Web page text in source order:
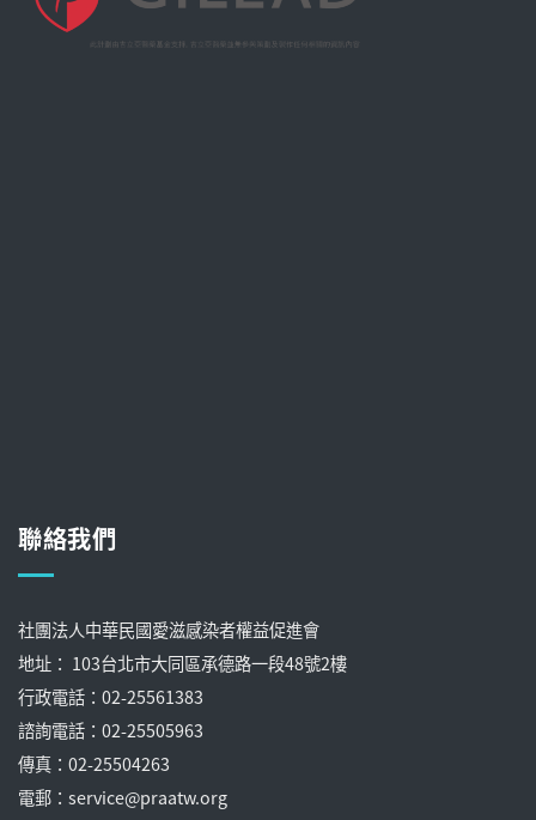
聯絡我們
社團法人中華民國愛滋感染者權益促進會
地址： 103台北市大同區承德路一段48號2樓
行政電話：02-25561383
諮詢電話：02-25505963
傳真：02-25504263
電郵：service@praatw.org